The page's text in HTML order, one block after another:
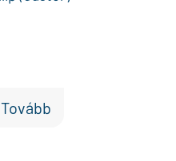
Tovább